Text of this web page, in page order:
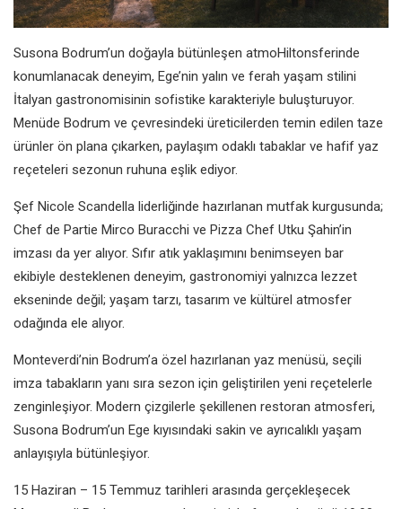
Susona Bodrum’un doğayla bütünleşen atmoHiltonsferinde
konumlanacak deneyim, Ege’nin yalın ve ferah yaşam stilini
İtalyan gastronomisinin sofistike karakteriyle buluşturuyor.
Menüde Bodrum ve çevresindeki üreticilerden temin edilen taze
ürünler ön plana çıkarken, paylaşım odaklı tabaklar ve hafif yaz
reçeteleri sezonun ruhuna eşlik ediyor.
Şef Nicole Scandella liderliğinde hazırlanan mutfak kurgusunda;
Chef de Partie Mirco Buracchi ve Pizza Chef Utku Şahin’in
imzası da yer alıyor. Sıfır atık yaklaşımını benimseyen bar
ekibiyle desteklenen deneyim, gastronomiyi yalnızca lezzet
ekseninde değil; yaşam tarzı, tasarım ve kültürel atmosfer
odağında ele alıyor.
Monteverdi’nin Bodrum’a özel hazırlanan yaz menüsü, seçili
imza tabakların yanı sıra sezon için geliştirilen yeni reçetelerle
zenginleşiyor. Modern çizgilerle şekillenen restoran atmosferi,
Susona Bodrum’un Ege kıyısındaki sakin ve ayrıcalıklı yaşam
anlayışıyla bütünleşiyor.
15 Haziran – 15 Temmuz tarihleri arasında gerçekleşecek